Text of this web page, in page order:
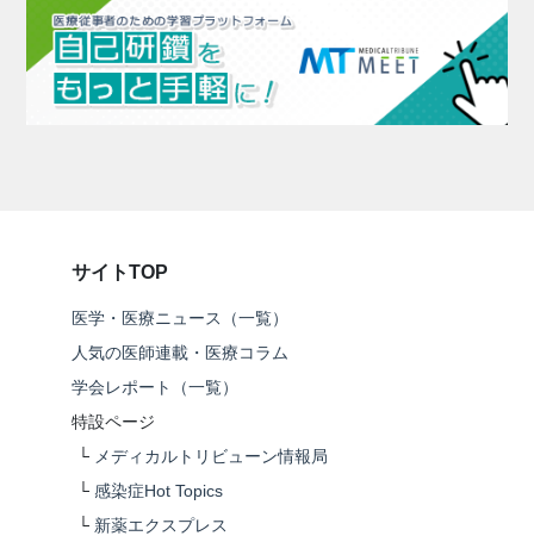
サイトTOP
医学・医療ニュース（一覧）
人気の医師連載・医療コラム
学会レポート（一覧）
特設ページ
└ メディカルトリビューン情報局
└ 感染症Hot Topics
└ 新薬エクスプレス